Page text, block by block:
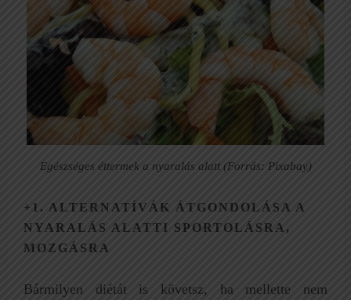
Egészséges éttermek a nyaralás alatt (Forrás: Pixabay)
+1. ALTERNATÍVÁK ÁTGONDOLÁSA A
NYARALÁS ALATTI SPORTOLÁSRA,
MOZGÁSRA
Bármilyen diétát is követsz, ha mellette nem